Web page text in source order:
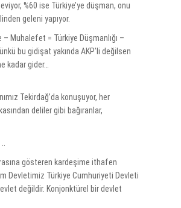
%60 ise Türkiye’ye düşman, onu
geleni yapıyor.
– Muhalefet = Türkiye Düşmanlığı –
bu gidişat yakında AKP’li değilsen
kadar gider…
Tekirdağ’da konuşuyor, her
deliler gibi bağıranlar,
gösteren kardeşime ithafen
Devletimiz Türkiye Cumhuriyeti Devleti
değildir. Konjonktürel bir devlet